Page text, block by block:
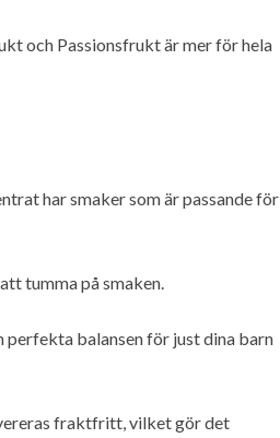
och Passionsfrukt är mer för hela
har smaker som är passande för
tumma på smaken.
balansen för just dina barn
fraktfritt, vilket gör det